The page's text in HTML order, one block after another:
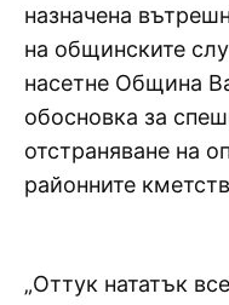
назначена
на общинските
насетне Община
обосновка за
отстраняване на
районните
„Оттук нататък